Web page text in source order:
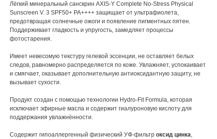
Лёгкий минеральный санскрин AXIS-Y Complete No-Stress Physical
Sunscreen V. 3 SPF50+ PA++++ защищает от ультрафиолета,
предотвращая солнечные ожоги и появление пигментных пятен.
Поддерживает гладкость и упругость, замедляет процессы
фотостарения.
Имеет невесомую текстуру гелевой эссенции, не оставляет белых
следов, равномерно распределяется по коже. Увлажняет, успокаивает
и смягчает, оказывает дополнительную антиоксидантную защиту, не
вызывает сухости.
Продукт создан с помощью технологии Hydro-Fit Formula, которая
исключает эфирные масла и содержит гиалуроновую кислоту для
поддержания увлажнённости.
Содержит гипоаллергенный физический УФ-фильтр оксид цинка,